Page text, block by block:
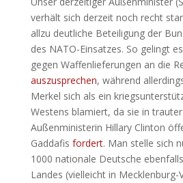
verhält sich derzeit noch recht
allzu deutliche Beteiligung der
des NATO-Einsatzes. So gelingt
gegen Waffenlieferungen an die
auszusprechen, während
Merkel sich als ein
Westens blamiert, da sie in
Außenministerin Hillary Clinton
Gaddafis fordert. Man stelle sich
1000 nationale Deutsche
Landes (vielleicht in